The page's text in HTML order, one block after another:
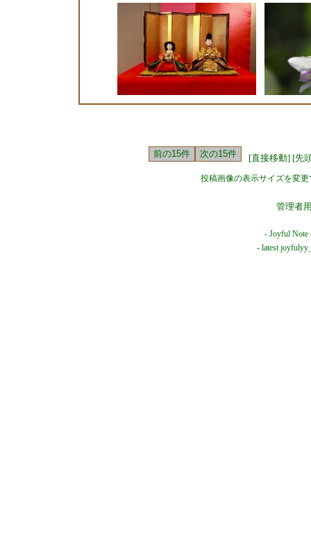
[直接移動] [先
投稿画像の表示サイズを変更
管理者
- Joyful Note
- latest